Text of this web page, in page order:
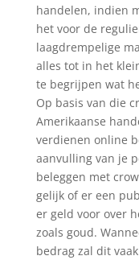
handelen, indien
het voor de
laagdrempelige
alles tot in het
te begrijpen wat
Op basis van die
Amerikaanse
verdienen online
aanvulling van je
beleggen met
gelijk of er een
er geld voor over
zoals goud.
bedrag zal dit